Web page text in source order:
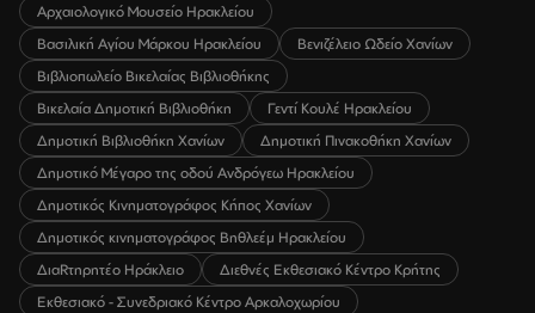
Αρχαιολογικό Μουσείο Ηρακλείου
Βασιλική Αγίου Μάρκου Ηρακλείου
Βενιζέλειο Ωδείο Χανίων
Βιβλιοπωλείο Βικελαίας Βιβλιοθήκης
Βικελαία Δημοτική Βιβλιοθήκη
Γεντί Κουλέ Ηρακλείου
Δημοτική Βιβλιοθήκη Χανίων
Δημοτική Πινακοθήκη Χανίων
Δημοτικό Μέγαρο της οδού Ανδρόγεω Ηρακλείου
Δημοτικός Κινηματογράφος Κήπος Χανίων
Δημοτικός κινηματογράφος Βηθλεέμ Ηρακλείου
ΔιαRτηρητέο Ηράκλειο
Διεθνές Εκθεσιακό Κέντρο Κρήτης
Εκθεσιακό - Συνεδριακό Κέντρο Αρκαλοχωρίου